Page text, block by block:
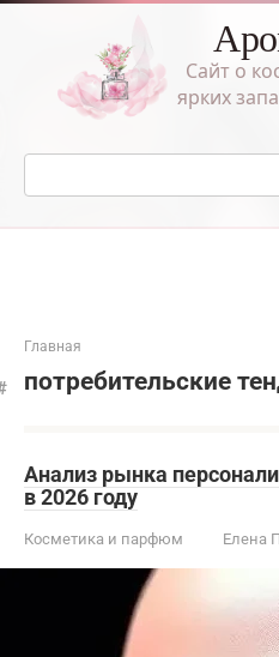
Перейти
Сайт о
ярких
Поиск:
Главная
потребительские
Анализ рынка
в 2026 году
Косметика и парфюм Елена